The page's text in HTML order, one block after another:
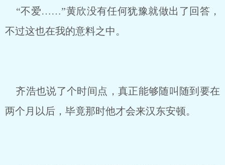
“不爱……”黄欣没有任何犹豫就做出了回答，
不过这也在我的意料之中。
齐浩也说了个时间点，真正能够随叫随到要在
两个月以后，毕竟那时他才会来汉东安顿。